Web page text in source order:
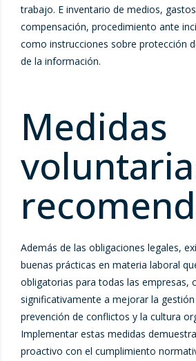
trabajo. E inventario de medios,
compensación, procedimiento ante
como instrucciones sobre protección
de la información.
Medidas
Además de las obligaciones legales,
buenas prácticas en materia laboral
obligatorias para todas las empresas,
significativamente a mejorar la
prevención de conflictos y la cultura
Implementar estas medidas
proactivo con el cumplimiento